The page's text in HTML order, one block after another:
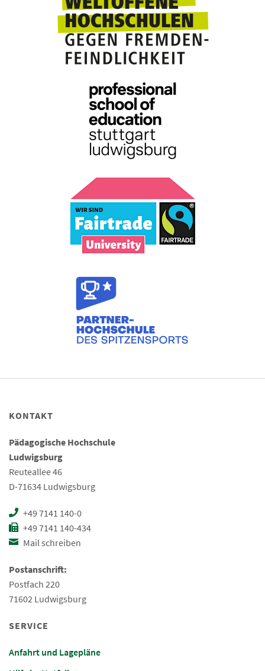
KONTAKT
Pädagogische Hochschule
Ludwigsburg
Reuteallee 46
D-71634 Ludwigsburg
+49 7141 140-0
+49 7141 140-434
Mail schreiben
Postanschrift:
Postfach 220
71602 Ludwigsburg
SERVICE
Anfahrt und Lagepläne